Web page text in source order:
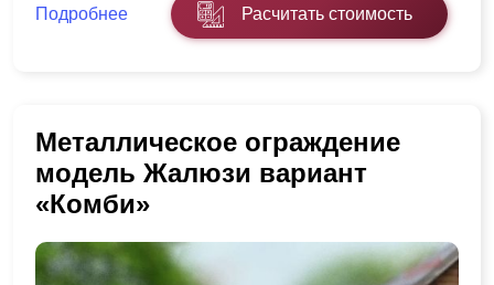
Подробнее Расчитать стоимость
Металлическое ограждение
модель Жалюзи вариант
«Комби»